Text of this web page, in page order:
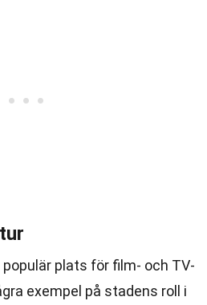
plats för film- och TV-
exempel på stadens roll i